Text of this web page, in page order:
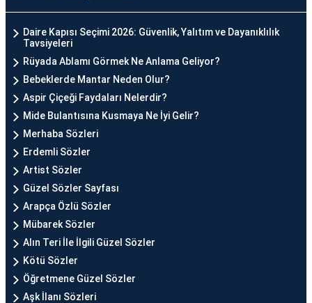
Daire Kapısı Seçimi 2026: Güvenlik, Yalıtım ve Dayanıklılık
Tavsiyeleri
Rüyada Ablamı Görmek Ne Anlama Geliyor?
Bebeklerde Mantar Neden Olur?
Aspir Çiçeği Faydaları Nelerdir?
Mide Bulantısına Kusmaya Ne İyi Gelir?
Merhaba Sözleri
Erdemli Sözler
Artist Sözler
Güzel Sözler Sayfası
Arapça Özlü Sözler
Mübarek Sözler
Alın Teri İle İlgili Güzel Sözler
Kötü Sözler
Öğretmene Güzel Sözler
Aşk İlanı Sözleri